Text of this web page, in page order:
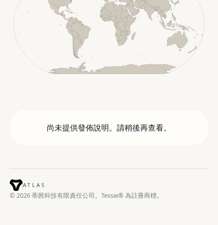
尚未提供發佈說明。請稍後再查看。
ATLAS
© 2026 蒂茜科技有限責任公司。Tessie® 為註冊商標。